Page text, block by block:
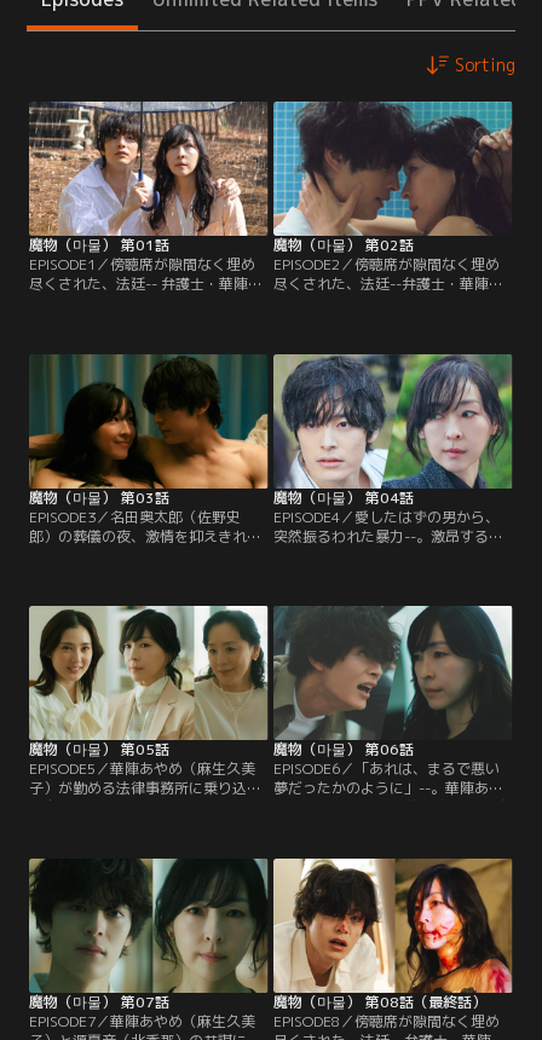
Sorting
魔物（마물） 第01話
EPISODE1／傍聴席が隙間なく埋め
尽くされた、法廷-- 弁護士・華陣あ
う……？」彼女は自分に問いかける
ようにつぶやいて…。そして--あ
る“殺人事件”の裁判がはじまった--
時は巻き戻り1年前--。優秀な孤高の
弁護士として日々奔走するあやめ。
魔物（마물） 第02話
EPISODE2／傍聴席が隙間なく埋め
尽くされた、法廷--弁護士・華陣あ
う……？」彼女は自分に問いかける
ようにつぶやいて…。「私が、あな
たを…弁護します」--弁護士・華陣
あやめ（麻生久美子）は「夫を助け
て！」と涙する源夏音（北香那）の
懇願を聞き入れ…。
魔物（마물） 第03話
EPISODE3／名田奥太郎（佐野史
郎）の葬儀の夜、激情を抑えきれ
ず、あの日借りたTシャツを返すと
いう名目で、彼が働くフェンシング
クラブを訪ねる。しかし、一夜限り
の過ちであることを告げるあやめに
対し、凍也は寂しげな瞳を向けるだ
け…。
魔物（마물） 第04話
EPISODE4／愛したはずの男から、
突然振るわれた暴力--。激昂する源
いた。「今起こったことは夢だっ
た」、そう思いたくても、頬や身体
の痛みがそれを許さず…。
魔物（마물） 第05話
EPISODE5／華陣あやめ（麻生久美
子）が勤める法律事務所に乗り込ん
で自殺騒ぎを起こした源夏音（北香
てを失ったあやめは、狼狽する凍也
（塩野瑛久）の手をとり、家に招き
入れ……そのまま2人は一緒に暮らし
はじめる。凍也との生活は、あやめ
にとって幸せな日々だった。
魔物（마물） 第06話
EPISODE6／「あれは、まるで悪い
夢だったかのように」--。華陣あや
め（麻生久美子）の首を絞め、再び
しを請い、「俺を見捨てないで」と
懇願し、これまで以上にあやめをや
さしく扱い始める。あやめは凍也か
らの愛情を感じながらも、どこか彼
を恐れている自分に気づき…。
魔物（마물） 第07話
EPISODE7／華陣あやめ（麻生久美
魔物（마물） 第08話（最終話）
EPISODE8／傍聴席が隙間なく埋め